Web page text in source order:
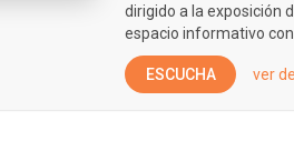
dirigido a la exposición
espacio informativo con...
ESCUCHA ver